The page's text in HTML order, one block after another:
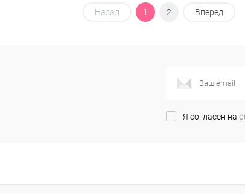
В корзину
Назад 1 2 Вперед
Я согласен на